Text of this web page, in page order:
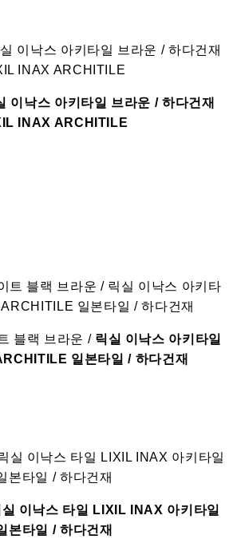
이낙스 아키타일 브라운 / 하다건재
INAX ARCHITILE
블랙 브라운 / 릭실 이낙스 아키타일
일본타일 / 하다건재
이낙스 타일 LIXIL INAX 아키타일
본타일 / 하다건재